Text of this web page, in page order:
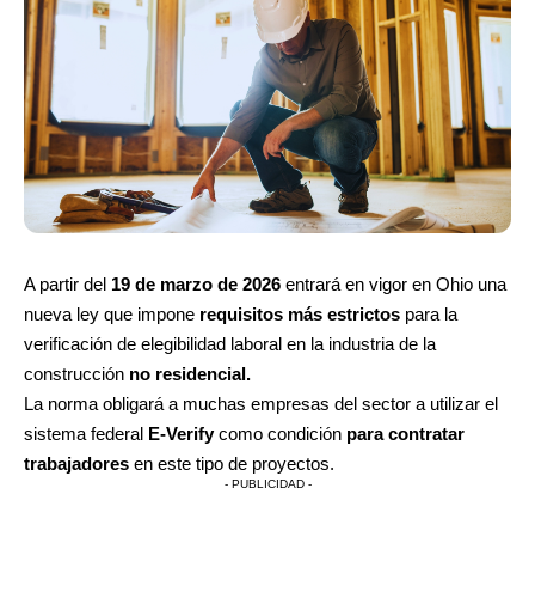
A partir del 19 de marzo de 2026 entrará en vigor en Ohio una
nueva ley que impone requisitos más estrictos para la
verificación de elegibilidad laboral en la industria de la
construcción no residencial.
La norma obligará a muchas empresas del sector a utilizar el
sistema federal E-Verify como condición para contratar
trabajadores en este tipo de proyectos.
- PUBLICIDAD -